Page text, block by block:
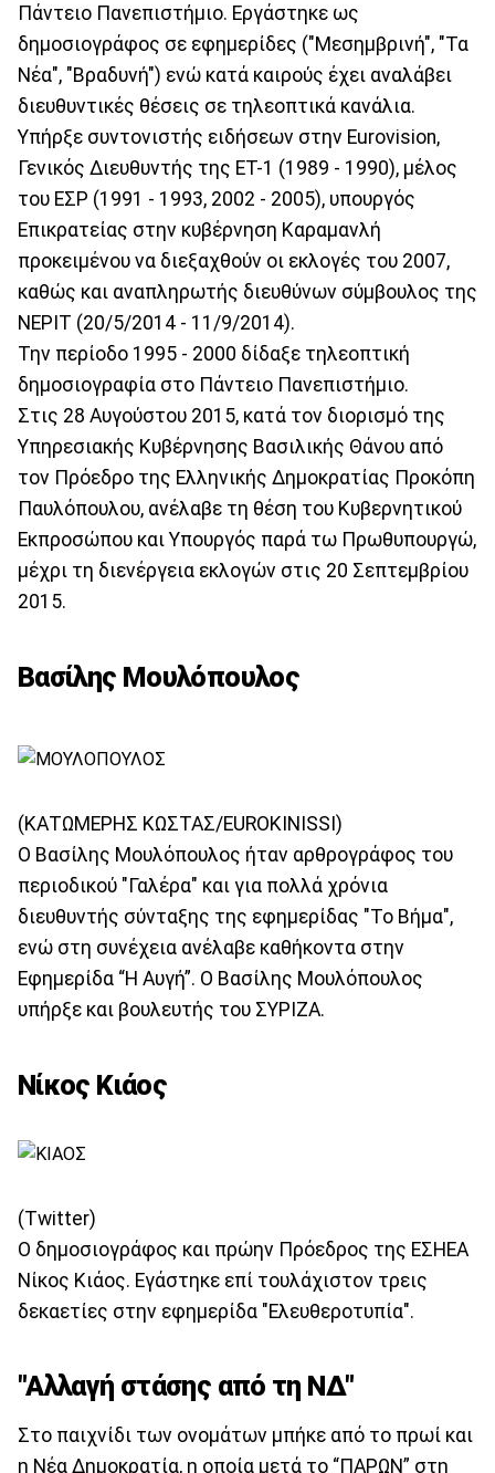
Πάντειο Πανεπιστήμιο. Εργάστηκε ως
δημοσιογράφος σε εφημερίδες ("Μεσημβρινή", "Τα
Νέα", "Βραδυνή") ενώ κατά καιρούς έχει αναλάβει
διευθυντικές θέσεις σε τηλεοπτικά κανάλια.
Υπήρξε συντονιστής ειδήσεων στην Eurovision,
Γενικός Διευθυντής της ΕΤ-1 (1989 - 1990), μέλος
του ΕΣΡ (1991 - 1993, 2002 - 2005), υπουργός
Επικρατείας στην κυβέρνηση Καραμανλή
προκειμένου να διεξαχθούν οι εκλογές του 2007,
καθώς και αναπληρωτής διευθύνων σύμβουλος της
ΝΕΡΙΤ (20/5/2014 - 11/9/2014).
Την περίοδο 1995 - 2000 δίδαξε τηλεοπτική
δημοσιογραφία στο Πάντειο Πανεπιστήμιο.
Στις 28 Αυγούστου 2015, κατά τον διορισμό της
Υπηρεσιακής Κυβέρνησης Βασιλικής Θάνου από
τον Πρόεδρο της Ελληνικής Δημοκρατίας Προκόπη
Παυλόπουλου, ανέλαβε τη θέση του Κυβερνητικού
Εκπροσώπου και Υπουργός παρά τω Πρωθυπουργώ,
μέχρι τη διενέργεια εκλογών στις 20 Σεπτεμβρίου
2015.
Βασίλης Μουλόπουλος
(ΚΑΤΩΜΕΡΗΣ ΚΩΣΤΑΣ/EUROKINISSI)
Ο Βασίλης Μουλόπουλος ήταν αρθρογράφος του
περιοδικού "Γαλέρα" και για πολλά χρόνια
διευθυντής σύνταξης της εφημερίδας "Το Βήμα",
ενώ στη συνέχεια ανέλαβε καθήκοντα στην
Εφημερίδα “Η Αυγή”. Ο Βασίλης Μουλόπουλος
υπήρξε και βουλευτής του ΣΥΡΙΖΑ.
Νίκος Κιάος
(Twitter)
Ο δημοσιογράφος και πρώην Πρόεδρος της ΕΣΗΕΑ
Νίκος Κιάος. Εγάστηκε επί τουλάχιστον τρεις
δεκαετίες στην εφημερίδα "Ελευθεροτυπία".
"Αλλαγή στάσης από τη ΝΔ"
Στο παιχνίδι των ονομάτων μπήκε από το πρωί και
η Νέα Δημοκρατία, η οποία μετά το “ΠΑΡΩΝ” στη